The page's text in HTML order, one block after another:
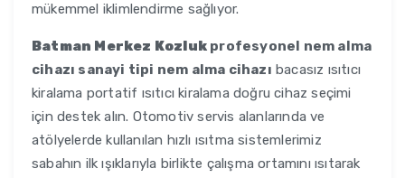
mükemmel iklimlendirme sağlıyor.
Batman Merkez Kozluk profesyonel nem alma
cihazı sanayi tipi nem alma cihazı bacasız ısıtıcı
kiralama portatif ısıtıcı kiralama doğru cihaz seçimi
için destek alın. Otomotiv servis alanlarında ve
atölyelerde kullanılan hızlı ısıtma sistemlerimiz
sabahın ilk ışıklarıyla birlikte çalışma ortamını ısıtarak